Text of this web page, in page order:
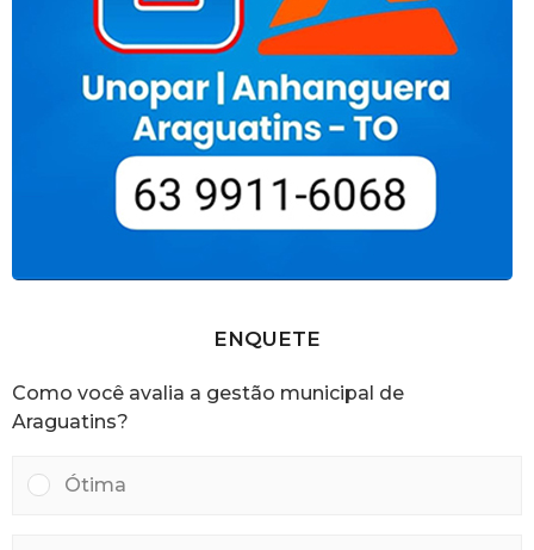
ENQUETE
Como você avalia a gestão municipal de
Araguatins?
Ótima